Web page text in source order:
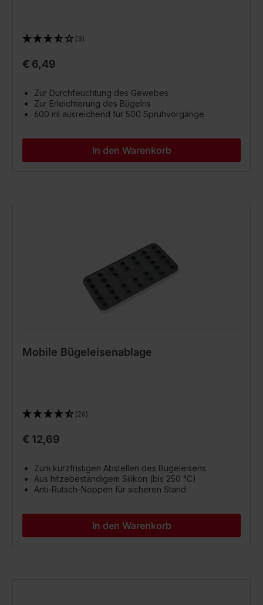
(3)
€ 6,49
Zur Durchfeuchtung des Gewebes
Zur Erleichterung des Bügelns
600 ml ausreichend für 500 Sprühvorgänge
In den Warenkorb
Mobile Bügeleisenablage
(26)
€ 12,69
Zum kurzfristigen Abstellen des Bügeleisens
Aus hitzebeständigem Silikon (bis 250 °C)
Anti-Rutsch-Noppen für sicheren Stand
In den Warenkorb